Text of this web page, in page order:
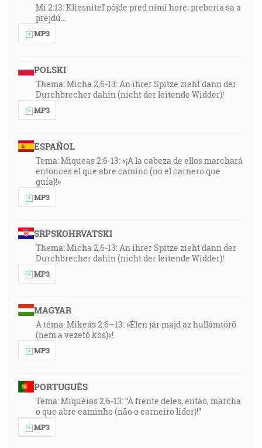
Mi 2:13: Kliesniteľ pôjde pred nimi hore; preboria sa a
prejdú…
MP3
POLSKI
Thema: Micha 2,6-13: An ihrer Spitze zieht dann der
Durchbrecher dahin (nicht der leitende Widder)!
MP3
ESPAÑOL
Tema: Miqueas 2:6-13: «¡A la cabeza de ellos marchará
entonces el que abre camino (no el carnero que
guía)!»
MP3
SRPSKOHRVATSKI
Thema: Micha 2,6-13: An ihrer Spitze zieht dann der
Durchbrecher dahin (nicht der leitende Widder)!
MP3
MAGYAR
A téma: Mikeás 2:6–13: »Élen jár majd az hullámtörő
(nem a vezető kos)«!
MP3
PORTUGUÊS
Tema: Miquéias 2,6-13: “À frente deles, então, marcha
o que abre caminho (não o carneiro líder)!”
MP3